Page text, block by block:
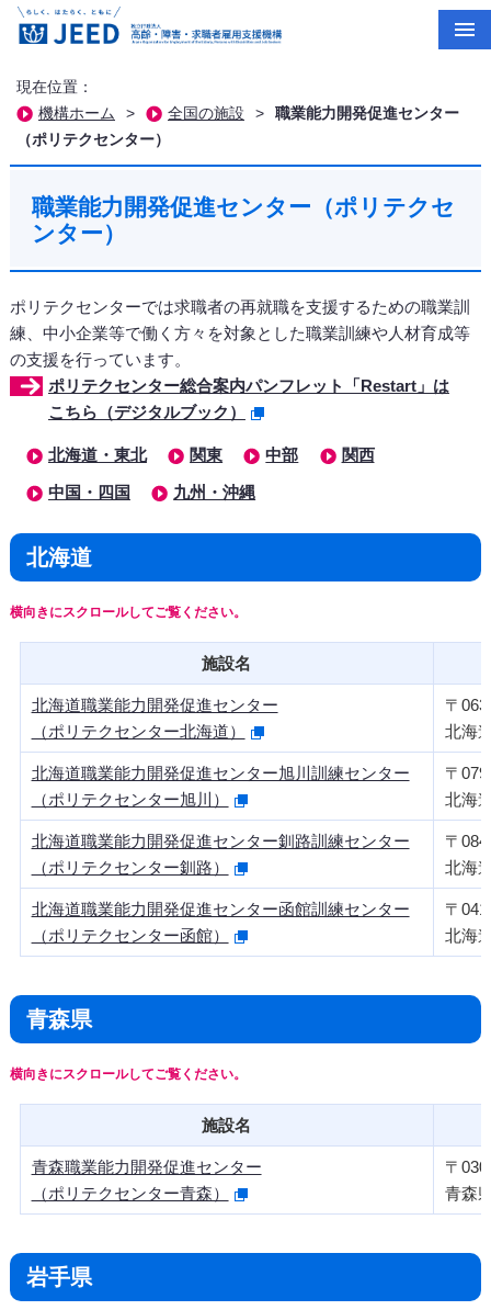
現在位置：
機構ホーム
> 全国の施設 >
職業能力開発促進センター
（ポリテクセンター）
職業能力開発促進センター（ポリテクセ
ンター）
ポリテクセンターでは求職者の再就職を支援するための職業訓
練、中小企業等で働く方々を対象とした職業訓練や人材育成等
の支援を行っています。
ポリテクセンター総合案内パンフレット「Restart」は
こちら（デジタルブック）
北海道・東北 関東 中部
関西
中国・四国
九州・沖縄
北海道
施設名
北海道職業能力開発促進センター
（ポリテクセンター北海道）
〒
北海
北海道職業能力開発促進センター旭川訓練センター
（ポリテクセンター旭川）
〒
北海
北海道職業能力開発促進センター釧路訓練センター
（ポリテクセンター釧路）
〒
北海
北海道職業能力開発促進センター函館訓練センター
（ポリテクセンター函館）
〒
北海
青森県
施設名
青森職業能力開発促進センター
（ポリテクセンター青森）
〒
青森
岩手県